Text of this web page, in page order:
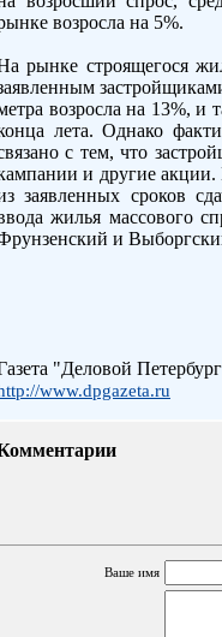
возросла на 5%.
рынке строящегося
возросла на 13%, и
лета. Однако
с тем, что
и другие акции.
заявленных сроков
жилья массового
и
"Деловой
www.dpgazeta.ru
Ваше имя